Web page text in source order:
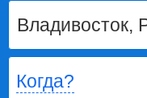
Когда?